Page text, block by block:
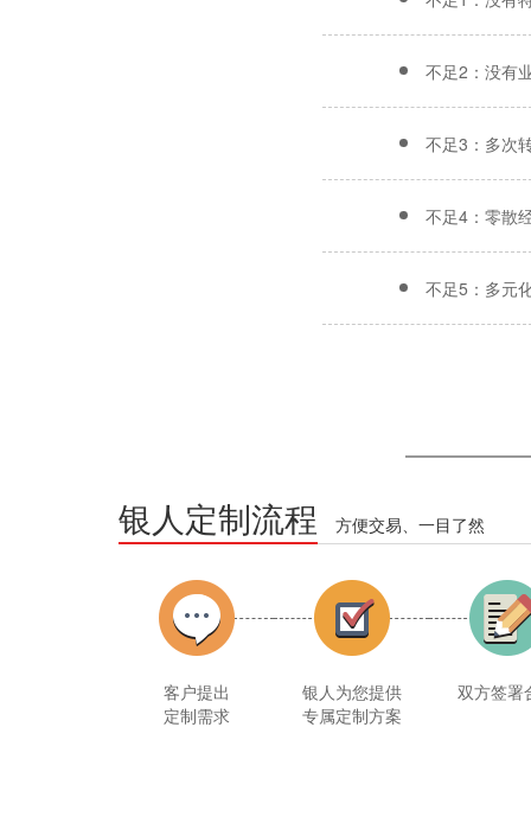
不足2：没有
不足3：多次
不足4：零散
不足5：多元
银人定制流程 方便交易、一目了然
客户提出
定制需求
银人为您提供
专属定制方案
双方签署